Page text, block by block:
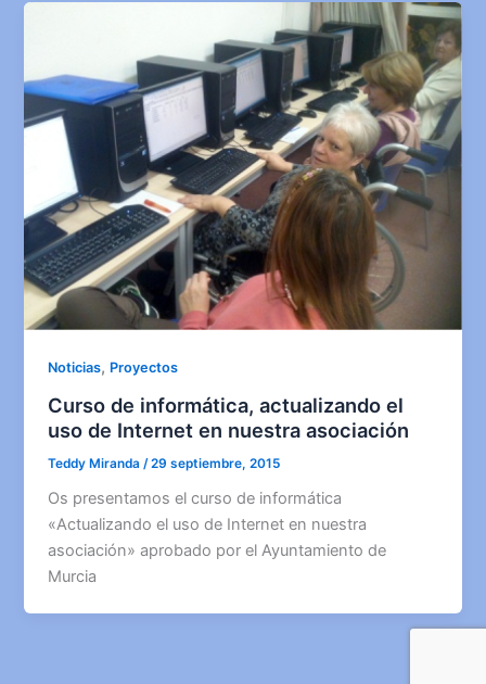
Noticias, Proyectos
Curso de informática, actualizando el
uso de Internet en nuestra asociación
Teddy Miranda /29 septiembre, 2015
Os presentamos el curso de informática
«Actualizando el uso de Internet en nuestra
asociación» aprobado por el Ayuntamiento de
Murcia